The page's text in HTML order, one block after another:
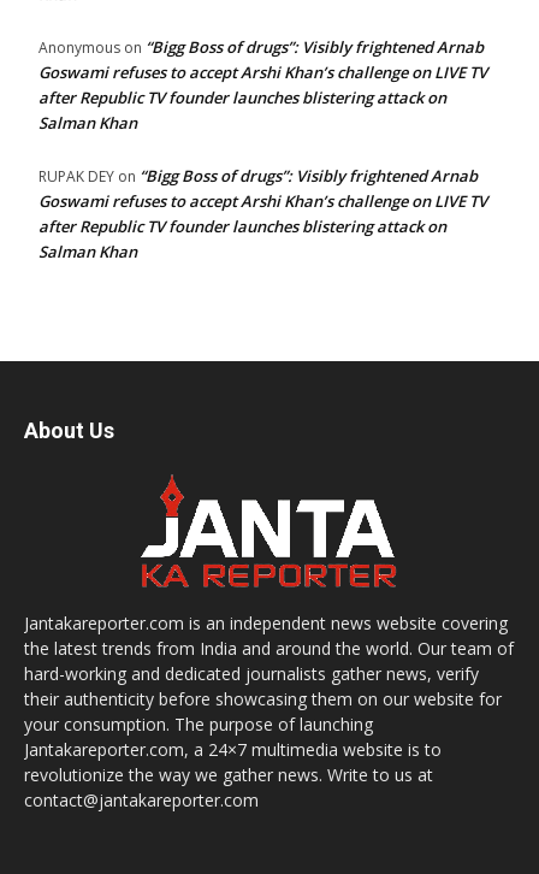
Anonymous on “Bigg Boss of drugs”: Visibly frightened Arnab
Goswami refuses to accept Arshi Khan’s challenge on LIVE TV
after Republic TV founder launches blistering attack on
Salman Khan
RUPAK DEY on “Bigg Boss of drugs”: Visibly frightened Arnab
Goswami refuses to accept Arshi Khan’s challenge on LIVE TV
after Republic TV founder launches blistering attack on
Salman Khan
About Us
Jantakareporter.com is an independent news website covering
the latest trends from India and around the world. Our team of
hard-working and dedicated journalists gather news, verify
their authenticity before showcasing them on our website for
your consumption. The purpose of launching
Jantakareporter.com, a 24×7 multimedia website is to
revolutionize the way we gather news. Write to us at
contact@jantakareporter.com